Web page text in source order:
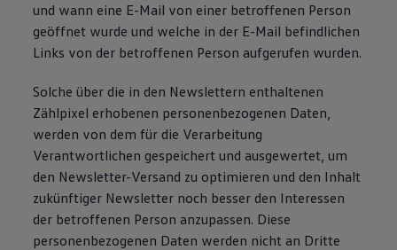
und wann eine E-Mail von einer betroffenen Person
geöffnet wurde und welche in der E-Mail befindlichen
Links von der betroffenen Person aufgerufen wurden.
Solche über die in den Newslettern enthaltenen
Zählpixel erhobenen personenbezogenen Daten,
werden von dem für die Verarbeitung
Verantwortlichen gespeichert und ausgewertet, um
den Newsletter-Versand zu optimieren und den Inhalt
zukünftiger Newsletter noch besser den Interessen
der betroffenen Person anzupassen. Diese
personenbezogenen Daten werden nicht an Dritte